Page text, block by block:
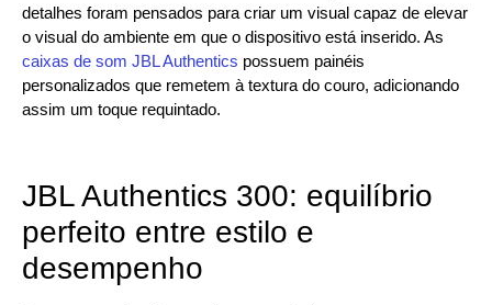
detalhes foram pensados para criar um visual capaz de elevar
o visual do ambiente em que o dispositivo está inserido. As
caixas de som JBL Authentics possuem painéis
personalizados que remetem à textura do couro, adicionando
assim um toque requintado.
JBL Authentics 300: equilíbrio
perfeito entre estilo e
desempenho